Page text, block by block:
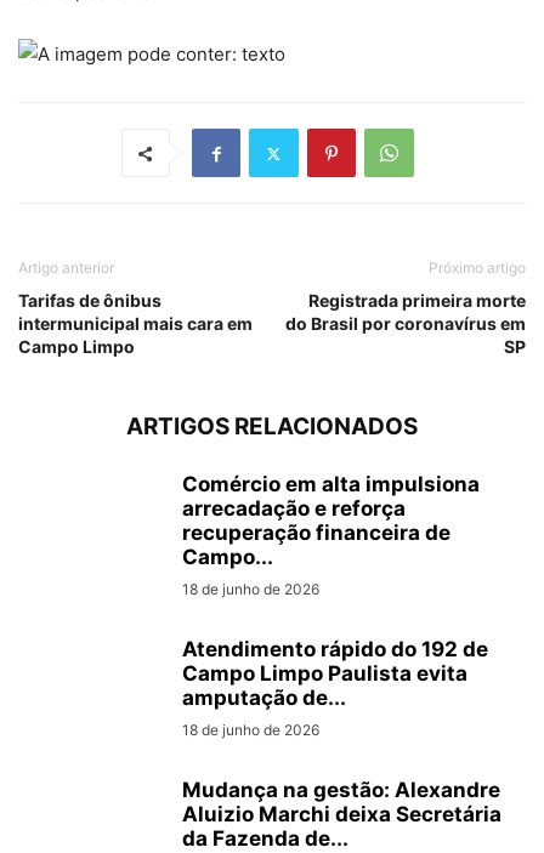
Artigo anterior
Tarifas de ônibus
intermunicipal mais cara em
Campo Limpo
Próximo artigo
Registrada primeira morte
do Brasil por coronavírus em
SP
ARTIGOS RELACIONADOS
Comércio em alta impulsiona
arrecadação e reforça
recuperação financeira de
Campo...
18 de junho de 2026
Atendimento rápido do 192 de
Campo Limpo Paulista evita
amputação de...
18 de junho de 2026
Mudança na gestão: Alexandre
Aluizio Marchi deixa Secretária
da Fazenda de...